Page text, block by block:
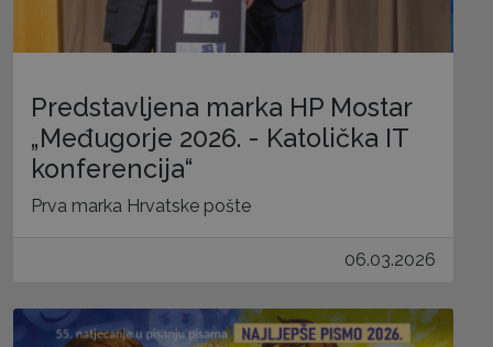
Predstavljena marka HP Mostar
„Međugorje 2026. - Katolička IT
konferencija“
Prva marka Hrvatske pošte
06.03.2026